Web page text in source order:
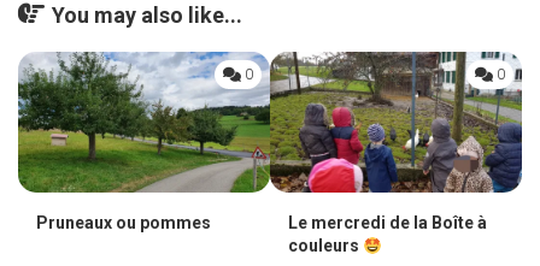
You may also like...
0
Pruneaux ou pommes
0
Le mercredi de la Boîte à
couleurs